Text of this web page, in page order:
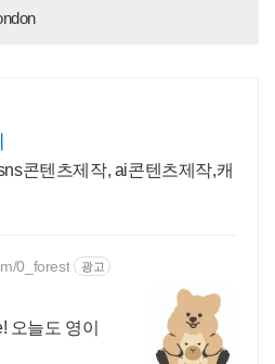
콘텐츠제작, ai콘텐츠제작,캐
0_forest 광고
오늘도 영이